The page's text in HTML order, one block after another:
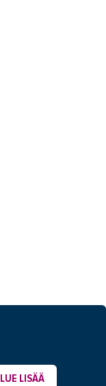
LUE LISÄÄ